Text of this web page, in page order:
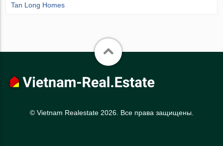
Tan Long Homes
© Vietnam Realestate 2026. Все права защищены.